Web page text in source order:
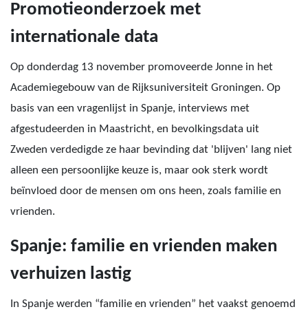
Promotieonderzoek met
internationale data
Op donderdag 13 november promoveerde Jonne in het
Academiegebouw van de Rijksuniversiteit Groningen. Op
basis van een vragenlijst in Spanje, interviews met
afgestudeerden in Maastricht, en bevolkingsdata uit
Zweden verdedigde ze haar bevinding dat 'blijven' lang niet
alleen een persoonlijke keuze is, maar ook sterk wordt
beïnvloed door de mensen om ons heen, zoals familie en
vrienden.
Spanje: familie en vrienden maken
verhuizen lastig
In Spanje werden “familie en vrienden” het vaakst genoemd